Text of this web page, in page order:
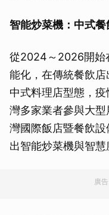
智能炒菜機：中式
從2024～2026開始
能化，在傳統餐飲
中式料理店型態，
灣多家業者參與大
灣國際飯店暨餐飲
出智能炒菜機與智慧
廣